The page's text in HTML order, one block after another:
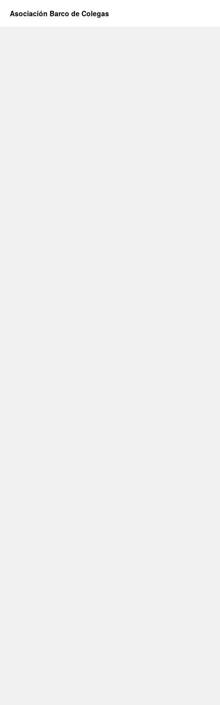
Asociación Barco de Colegas